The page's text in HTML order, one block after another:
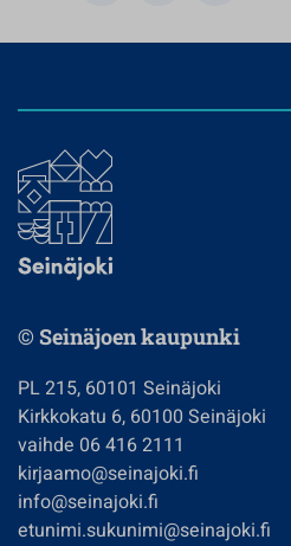
© Seinäjoen kaupunki
PL 215, 60101 Seinäjoki
Kirkkokatu 6, 60100 Seinäjoki
vaihde 06 416 2111
kirjaamo@seinajoki.fi
info@seinajoki.fi
etunimi.sukunimi@seinajoki.fi